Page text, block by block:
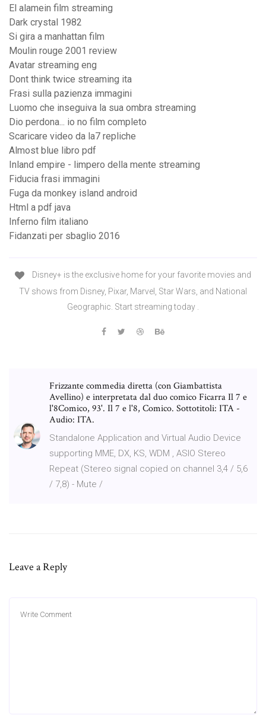
El alamein film streaming
Dark crystal 1982
Si gira a manhattan film
Moulin rouge 2001 review
Avatar streaming eng
Dont think twice streaming ita
Frasi sulla pazienza immagini
Luomo che inseguiva la sua ombra streaming
Dio perdona... io no film completo
Scaricare video da la7 repliche
Almost blue libro pdf
Inland empire - limpero della mente streaming
Fiducia frasi immagini
Fuga da monkey island android
Html a pdf java
Inferno film italiano
Fidanzati per sbaglio 2016
Disney+ is the exclusive home for your favorite movies and
TV shows from Disney, Pixar, Marvel, Star Wars, and National
Geographic. Start streaming today .
Frizzante commedia diretta (con Giambattista
Avellino) e interpretata dal duo comico Ficarra Il 7 e
l'8Comico, 93'. Il 7 e l'8, Comico. Sottotitoli: ITA -
Audio: ITA.
Standalone Application and Virtual Audio Device
supporting MME, DX, KS, WDM , ASIO Stereo
Repeat (Stereo signal copied on channel 3,4 / 5,6
/ 7,8) - Mute /
Leave a Reply